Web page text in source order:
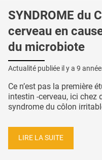
SYNDROME du
cerveau en
du microbiote
Actualité publiée il y a 9
Ce n’est pas la première
intestin -cerveau, ici
syndrome du côlon
LIRE LA SUITE